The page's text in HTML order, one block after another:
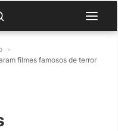
»
filmes famosos de terror